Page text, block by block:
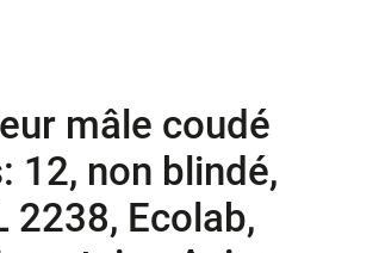
mâle coudé
12, non blindé,
2238, Ecolab,